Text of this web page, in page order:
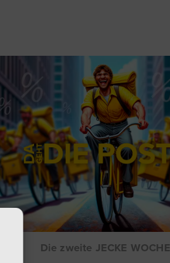
Die zweite JECKE WOCHE